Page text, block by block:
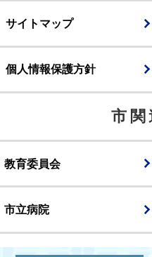
サイトマップ
個人情報保護方針
市関
教育委員会
市立病院